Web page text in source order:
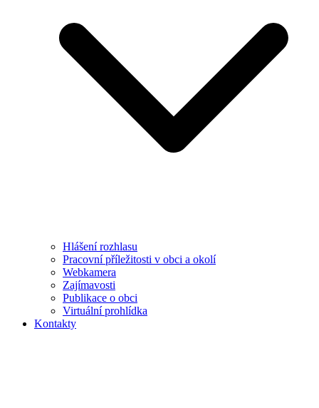
Hlášení rozhlasu
Pracovní příležitosti v obci a okolí
Webkamera
Zajímavosti
Publikace o obci
Virtuální prohlídka
Kontakty